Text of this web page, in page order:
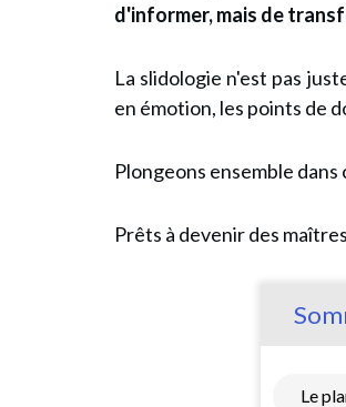
d'informer, mais de
La slidologie n'est pas
en émotion, les points de
Plongeons ensemble
Prêts à devenir des
Le